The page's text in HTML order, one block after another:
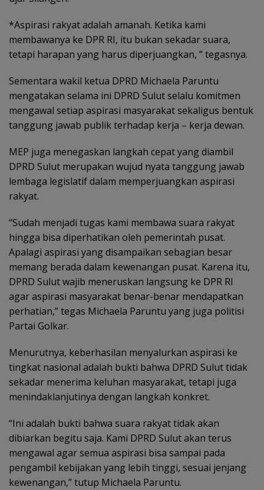
*Aspirasi rakyat adalah amanah. Ketika kami
membawanya ke DPR RI, itu bukan sekadar suara,
tetapi harapan yang harus diperjuangkan, ” tegasnya.
Sementara wakil ketua DPRD Michaela Paruntu
mengatakan selama ini DPRD Sulut selalu komitmen
mengawal setiap aspirasi masyarakat sekaligus bentuk
tanggung jawab publik terhadap kerja – kerja dewan.
MEP juga menegaskan langkah cepat yang diambil
DPRD Sulut merupakan wujud nyata tanggung jawab
lembaga legislatif dalam memperjuangkan aspirasi
rakyat.
“Sudah menjadi tugas kami membawa suara rakyat
hingga bisa diperhatikan oleh pemerintah pusat.
Apalagi aspirasi yang disampaikan sebagian besar
memang berada dalam kewenangan pusat. Karena itu,
DPRD Sulut wajib meneruskan langsung ke DPR RI
agar aspirasi masyarakat benar-benar mendapatkan
perhatian,” tegas Michaela Paruntu yang juga politisi
Partai Golkar.
Menurutnya, keberhasilan menyalurkan aspirasi ke
tingkat nasional adalah bukti bahwa DPRD Sulut tidak
sekadar menerima keluhan masyarakat, tetapi juga
menindaklanjutinya dengan langkah konkret.
“Ini adalah bukti bahwa suara rakyat tidak akan
dibiarkan begitu saja. Kami DPRD Sulut akan terus
mengawal agar semua aspirasi bisa sampai pada
pengambil kebijakan yang lebih tinggi, sesuai jenjang
kewenangan,” tutup Michaela Paruntu.